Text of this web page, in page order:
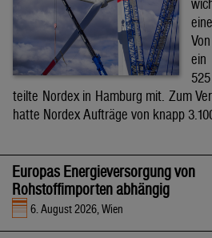
ein
teilte Nordex in Hamburg mit. Zum
hatte Nordex Aufträge von knapp
Europas Energieversorgung von
Rohstoffimporten abhängig
6. August 2026, Wien